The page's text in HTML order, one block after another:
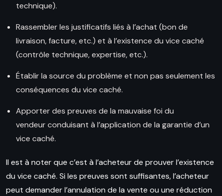
technique).
Rassembler les justificatifs liés à l’achat (bon de
livraison, facture, etc.) et à l’existence du vice caché
(contrôle technique, expertise, etc.).
Établir la source du problème et non pas seulement les
conséquences du vice caché.
Apporter des preuves de la mauvaise foi du
vendeur conduisant à l’application de la garantie d’un
vice caché.
Il est à noter que c’est à l’acheteur de prouver l’existence
du vice caché. Si les preuves sont suffisantes, l’acheteur
peut demander l’annulation de la vente ou une réduction